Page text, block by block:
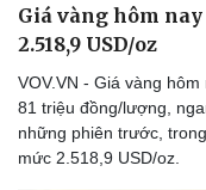
Giá vàng hôm
2.518,9 USD/oz
VOV.VN - Giá vàng
81 triệu đồng/lượng,
những phiên trước,
mức 2.518,9 USD/oz.